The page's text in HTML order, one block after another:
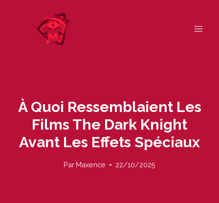
À Quoi Ressemblaient Les
Films The Dark Knight
Avant Les Effets Spéciaux
Par Maxence 22/10/2025